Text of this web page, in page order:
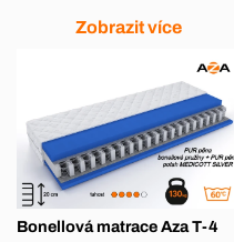
Zobrazit více
Bonellová matrace Aza T-4